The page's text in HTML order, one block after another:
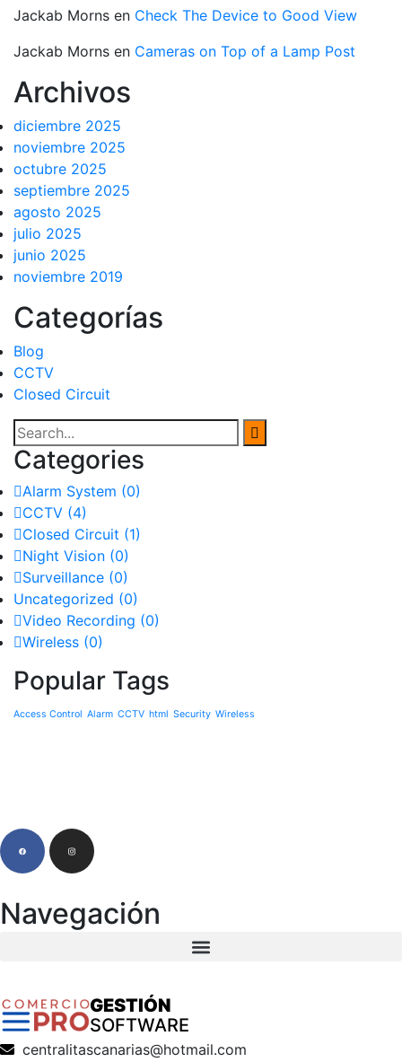
Jackab Morns en Check The Device to Good View
Jackab Morns en Cameras on Top of a Lamp Post
Archivos
diciembre 2025
noviembre 2025
octubre 2025
septiembre 2025
agosto 2025
julio 2025
junio 2025
noviembre 2019
Categorías
Blog
CCTV
Closed Circuit
Categories
Alarm System (0)
CCTV (4)
Closed Circuit (1)
Night Vision (0)
Surveillance (0)
Uncategorized (0)
Video Recording (0)
Wireless (0)
Popular Tags
Access Control Alarm CCTV html Security Wireless
Navegación
GESTIÓN
SOFTWARE
centralitascanarias@hotmail.com